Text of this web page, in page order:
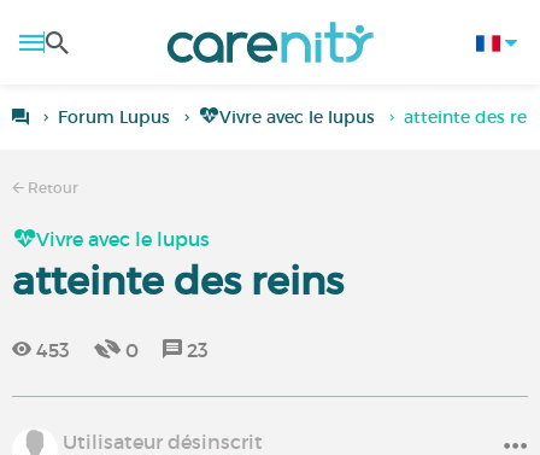
Forum Lupus Vivre avec le lupus atteinte des
Retour
Vivre avec le lupus
atteinte des reins
453 0 23
Utilisateur désinscrit